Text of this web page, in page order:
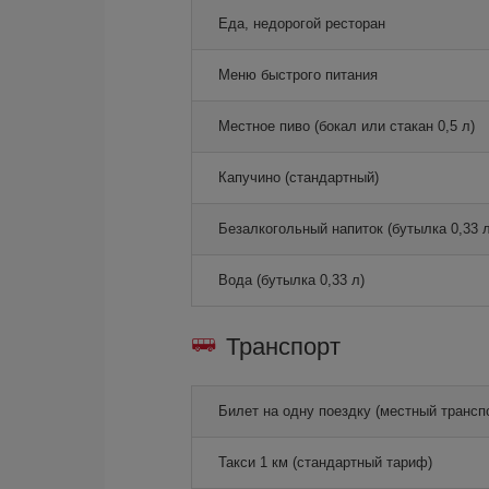
Еда, недорогой ресторан
Меню быстрого питания
Местное пиво (бокал или стакан 0,5 л)
Капучино (стандартный)
Безалкогольный напиток (бутылка 0,33
Вода (бутылка 0,33 л)
Транспорт
Билет на одну поездку (местный
Такси 1 км (стандартный тариф)